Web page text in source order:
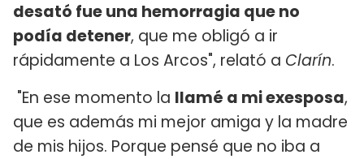
desató fue una hemorragia que no
podía detener, que me obligó a ir
rápidamente a Los Arcos", relató a Clarín.
"En ese momento la llamé a mi exesposa,
que es además mi mejor amiga y la madre
de mis hijos. Porque pensé que no iba a